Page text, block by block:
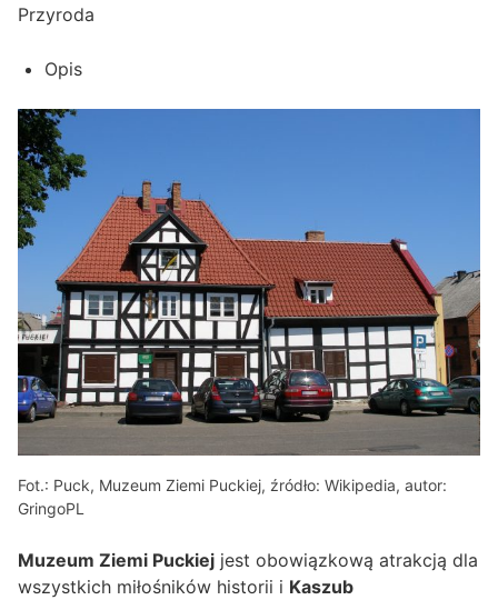
Przyroda
Opis
Fot.: Puck, Muzeum Ziemi Puckiej, źródło: Wikipedia, autor:
GringoPL
Muzeum Ziemi Puckiej jest obowiązkową atrakcją dla
wszystkich miłośników historii i Kaszub